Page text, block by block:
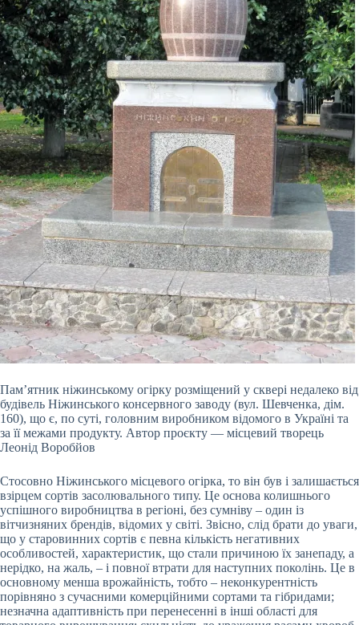
Пам’ятник ніжинському огірку розміщений у сквері недалеко від
будівель Ніжинського консервного заводу (вул. Шевченка, дім.
160), що є, по суті, головним виробником відомого в Україні та
за її межами продукту. Автор проєкту — місцевий творець
Леонід Воробйов
Стосовно Ніжинського місцевого огірка, то він був і залишається
взірцем сортів засолювального типу. Це основа колишнього
успішного виробництва в регіоні, без сумніву – один із
вітчизняних брендів, відомих у світі. Звісно, слід брати до уваги,
що у старовинних сортів є певна кількість негативних
особливостей, характеристик, що стали причиною їх занепаду, а
нерідко, на жаль, – і повної втрати для наступних поколінь. Це в
основному менша врожайність, тобто – неконкурентність
порівняно з сучасними комерційними сортами та гібридами;
незначна адаптивність при перенесенні в інші області для